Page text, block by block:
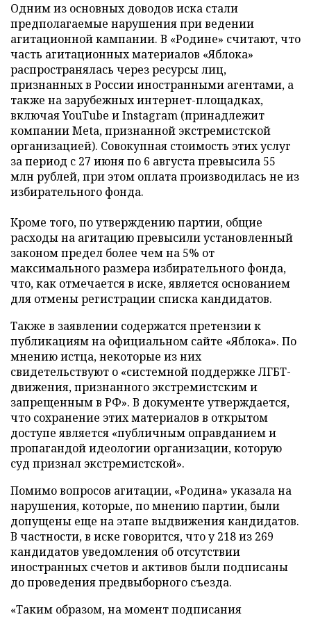
Одним из основных доводов иска стали
предполагаемые нарушения при ведении
агитационной кампании. В «Родине» считают, что
часть агитационных материалов «Яблока»
распространялась через ресурсы лиц,
признанных в России иностранными агентами, а
также на зарубежных интернет-площадках,
включая YouTube и Instagram (принадлежит
компании Meta, признанной экстремистской
организацией). Совокупная стоимость этих услуг
за период с 27 июня по 6 августа превысила 55
млн рублей, при этом оплата производилась не из
избирательного фонда.
Кроме того, по утверждению партии, общие
расходы на агитацию превысили установленный
законом предел более чем на 5% от
максимального размера избирательного фонда,
что, как отмечается в иске, является основанием
для отмены регистрации списка кандидатов.
Также в заявлении содержатся претензии к
публикациям на официальном сайте «Яблока». По
мнению истца, некоторые из них
свидетельствуют о «системной поддержке ЛГБТ-
движения, признанного экстремистским и
запрещенным в РФ». В документе утверждается,
что сохранение этих материалов в открытом
доступе является «публичным оправданием и
пропагандой идеологии организации, которую
суд признал экстремистской».
Помимо вопросов агитации, «Родина» указала на
нарушения, которые, по мнению партии, были
допущены еще на этапе выдвижения кандидатов.
В частности, в иске говорится, что у 218 из 269
кандидатов уведомления об отсутствии
иностранных счетов и активов были подписаны
до проведения предвыборного съезда.
«Таким образом, на момент подписания